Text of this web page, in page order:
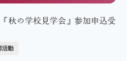
秋の学校見学会』参加申込受
活動